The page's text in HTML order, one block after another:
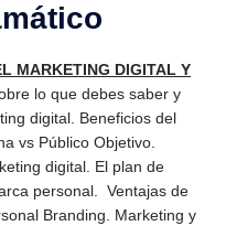
MARKETING DIGITAL Y
lo que debes saber y
digital. Beneficios del
vs Público Objetivo.
digital. El plan de
personal. Ventajas de
Branding. Marketing y